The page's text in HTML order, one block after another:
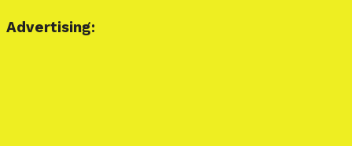
Advertising: